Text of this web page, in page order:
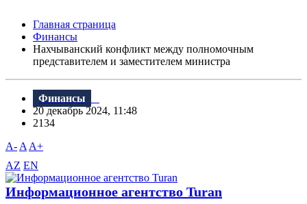
Главная страница
Финансы
Нахчыванский конфликт между полномочным
представителем и заместителем министра
Финансы
20 декабрь 2024, 11:48
2134
A- A A+
AZ EN
Информационное агентство Turan